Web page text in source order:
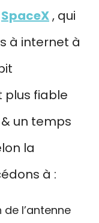
SpaceX, qui
à internet à
plus fiable
un temps
la
à :
l’antenne